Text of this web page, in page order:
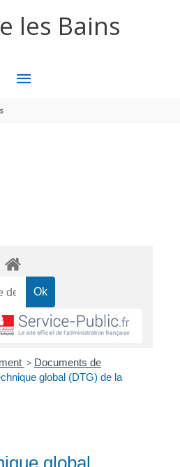
les Bains
MENU
> Documents de
global (DTG) de la
global